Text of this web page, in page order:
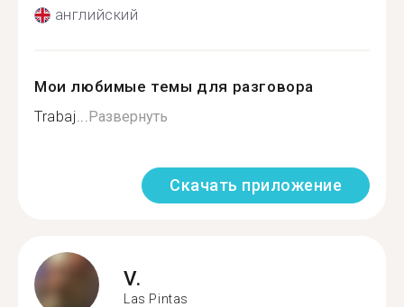
английский
Мои любимые темы для разговора
Trabaj...Развернуть
Скачать приложение
V.
Las Pintas